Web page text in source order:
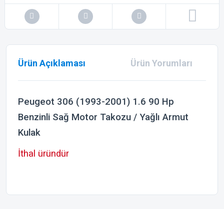
Ürün Açıklaması Ürün Yorumları
Peugeot 306 (1993-2001) 1.6 90 Hp
Benzinli Sağ Motor Takozu / Yağlı Armut
Kulak
İthal üründür